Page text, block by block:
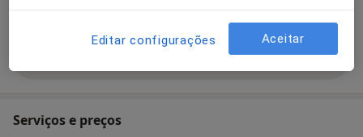
Mostrar mais detalhes
sobre a experiência
Serviços e preços
Editar configurações Aceitar